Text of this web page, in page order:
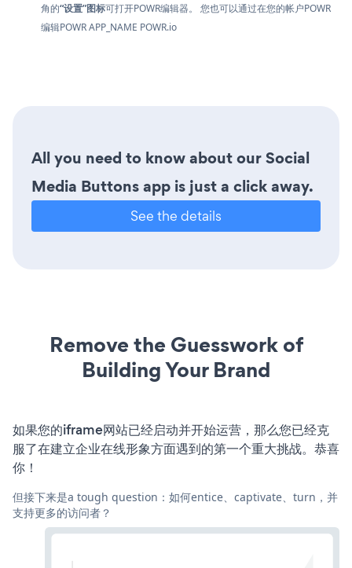
角的“设置”图标可打开POWR编辑器。 您也可以通过在您的帐户POWR
编辑POWR APP_NAME POWR.io
All you need to know about our Social
Media Buttons app is just a click away.
See the details
Remove the Guesswork of
Building Your Brand
如果您的iframe网站已经启动并开始运营，那么您已经克
服了在建立企业在线形象方面遇到的第一个重大挑战。恭喜
你！
但接下来是a tough question：如何entice、captivate、turn，并
支持更多的访问者？